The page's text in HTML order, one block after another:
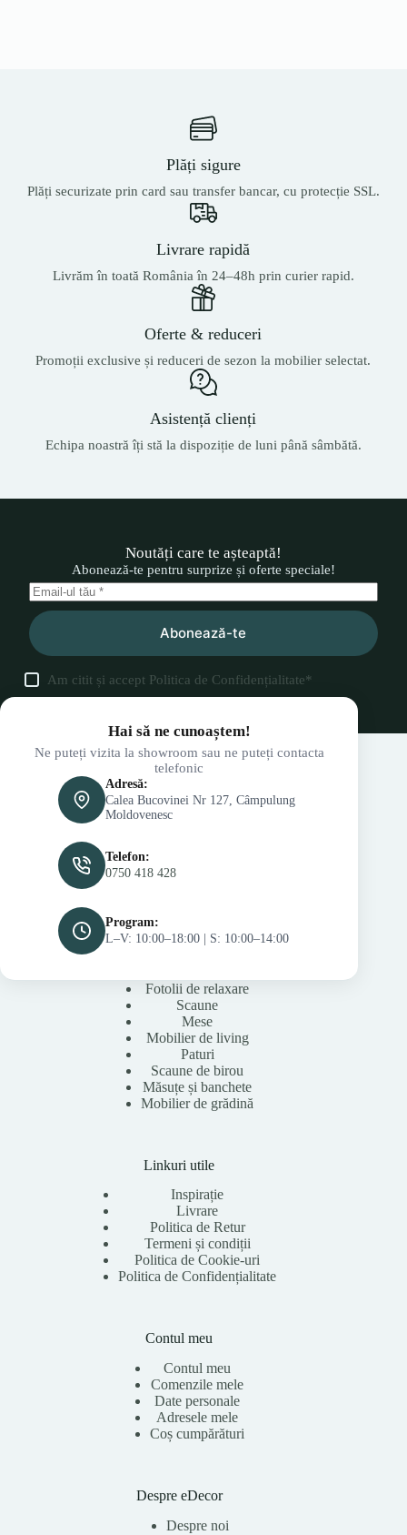
Plăți sigure
Plăți securizate prin card sau transfer bancar, cu protecție SSL.
Livrare rapidă
Livrăm în toată România în 24–48h prin curier rapid.
Oferte & reduceri
Promoții exclusive și reduceri de sezon la mobilier selectat.
Asistență clienți
Echipa noastră îți stă la dispoziție de luni până sâmbătă.
Noutăți care te așteaptă!
Abonează-te pentru surprize și oferte speciale!
Abonează-te
Am citit și accept Politica de Confidențialitate*
Hai să ne cunoaștem!
Ne puteți vizita la showroom sau ne puteți contacta
telefonic
Adresă:
Calea Bucovinei Nr 127, Câmpulung
Moldovenesc
Telefon:
0750 418 428
Program:
L–V: 10:00–18:00 | S: 10:00–14:00
Fotolii de relaxare
Scaune
Mese
Mobilier de living
Paturi
Scaune de birou
Măsuțe și banchete
Mobilier de grădină
Linkuri utile
Inspirație
Livrare
Politica de Retur
Termeni și condiții
Politica de Cookie-uri
Politica de Confidențialitate
Contul meu
Contul meu
Comenzile mele
Date personale
Adresele mele
Coș cumpărături
Despre eDecor
Despre noi